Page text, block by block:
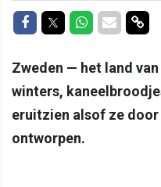
Delen op Facebook
Delen op Twitter
Delen op
Delen
Zweden — het land
winters,
eruitzien alsof ze
ontworpen.